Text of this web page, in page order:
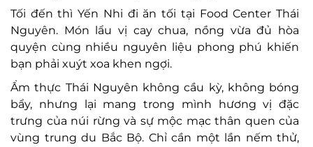
Tối đến thì Yến Nhi đi ăn tối tại Food Center Thái
Nguyên. Món lẩu vị cay chua, nồng vừa đủ hòa
quyện cùng nhiều nguyên liệu phong phú khiến
bạn phải xuýt xoa khen ngợi.
Ẩm thực Thái Nguyên không cầu kỳ, không bóng
bẩy, nhưng lại mang trong mình hương vị đặc
trưng của núi rừng và sự mộc mạc thân quen của
vùng trung du Bắc Bộ. Chỉ cần một lần nếm thử,